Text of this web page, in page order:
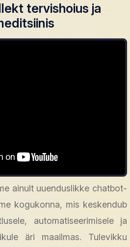
tervishoius ja
ainult uuenduslikke chatbot-
kogukonna, mis keskendub
automatiseerimisele ja
äri maailmas. Tulevikku